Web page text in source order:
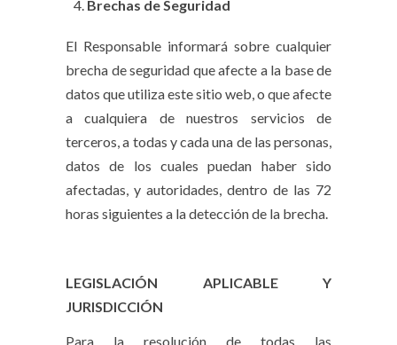
Brechas de Seguridad
El Responsable informará sobre cualquier
brecha de seguridad que afecte a la base de
datos que utiliza este sitio web, o que afecte
a cualquiera de nuestros servicios de
terceros, a todas y cada una de las personas,
datos de los cuales puedan haber sido
afectadas, y autoridades, dentro de las 72
horas siguientes a la detección de la brecha.
LEGISLACIÓN APLICABLE Y
JURISDICCIÓN
Para la resolución de todas las